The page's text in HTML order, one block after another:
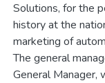
Solutions, for the
history at the
marketing of
The general
General Manager,